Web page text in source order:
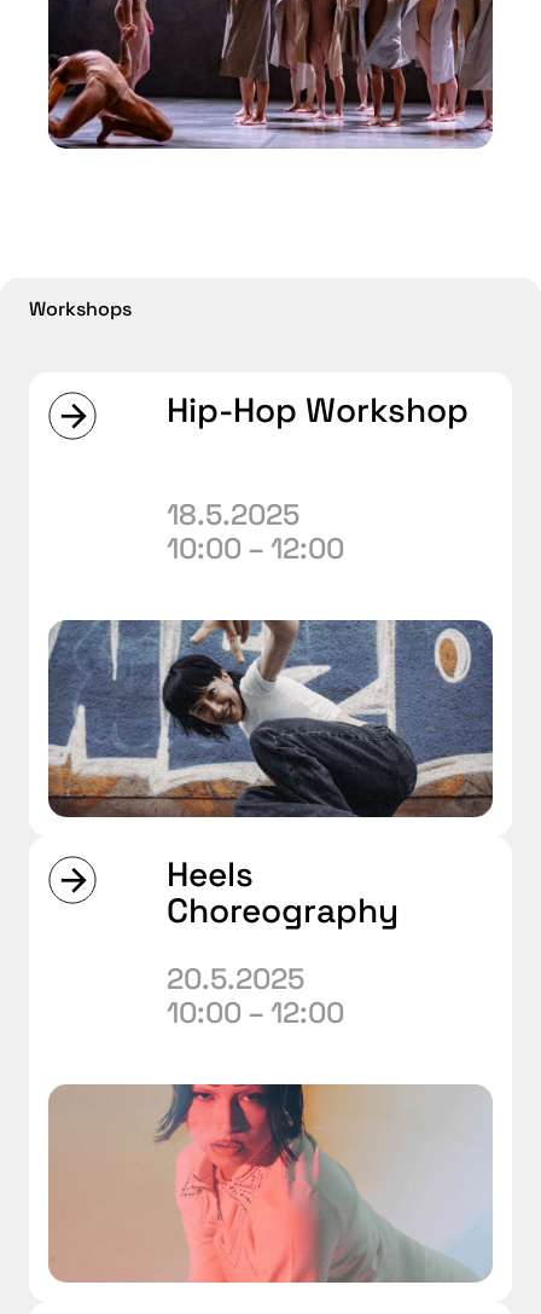
Workshops
Hip-Hop Workshop
18.5.2025
10:00 – 12:00
Heels
Choreography
20.5.2025
10:00 – 12:00